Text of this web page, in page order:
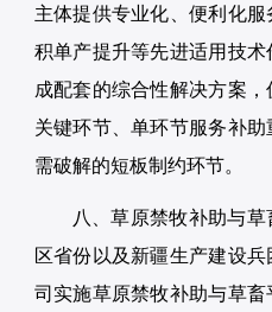
主体提供专业化、便利化
积单产提升等先进适用技
成配套的综合性解决方案，
关键环节、单环节服务补
需破解的短板制约环节。
八、草原禁牧补助与草
区省份以及新疆生产建设
司实施草原禁牧补助与草